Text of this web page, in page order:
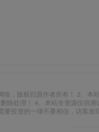
络，版权归原作者所有！ 2、
除处理！ 4、本站全资源仅供
要投资的一律不要相信，访客